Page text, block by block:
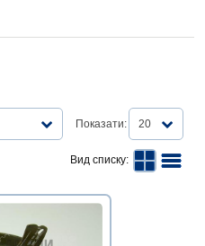
Показати: 20
Вид списку: